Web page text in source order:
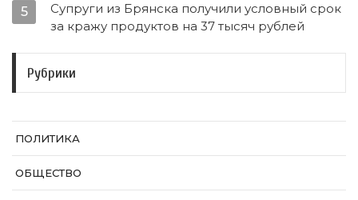
5
Супруги из Брянска получили условный срок
за кражу продуктов на 37 тысяч рублей
Рубрики
ПОЛИТИКА
ОБЩЕСТВО